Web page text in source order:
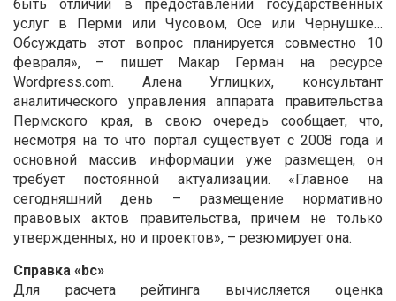
быть отличий в предоставлении государственных
услуг в Перми или Чусовом, Осе или Чернушке…
Обсуждать этот вопрос планируется совместно 10
февраля», – пишет Макар Герман на ресурсе
Wordpress.com. Алена Углицких, консультант
аналитического управления аппарата правительства
Пермского края, в свою очередь сообщает, что,
несмотря на то что портал существует с 2008 года и
основной массив информации уже размещен, он
требует постоянной актуализации. «Главное на
сегодняшний день – размещение нормативно
правовых актов правительства, причем не только
утвержденных, но и проектов», – резюмирует она.
Справка «bc»
Для расчета рейтинга вычисляется оценка